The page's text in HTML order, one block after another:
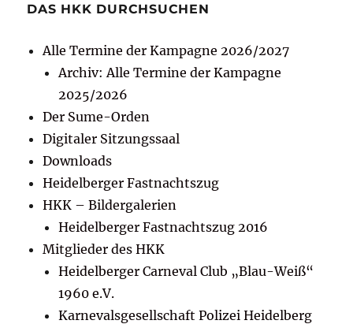
DAS HKK DURCHSUCHEN
Alle Termine der Kampagne 2026/2027
Archiv: Alle Termine der Kampagne
2025/2026
Der Sume-Orden
Digitaler Sitzungssaal
Downloads
Heidelberger Fastnachtszug
HKK – Bildergalerien
Heidelberger Fastnachtszug 2016
Mitglieder des HKK
Heidelberger Carneval Club „Blau-Weiß“
1960 e.V.
Karnevalsgesellschaft Polizei Heidelberg